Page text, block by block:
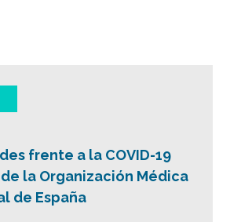
frente a la COVID-19
la Organización Médica
de España